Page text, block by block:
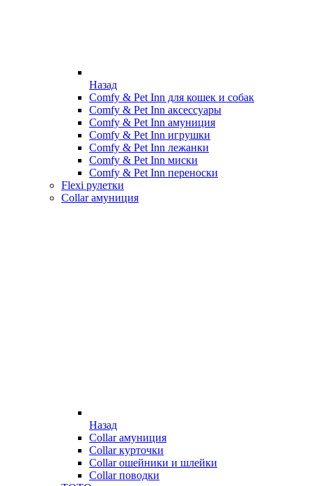
Назад
Comfy & Pet Inn для кошек и собак
Comfy & Pet Inn аксессуары
Comfy & Pet Inn амуниция
Comfy & Pet Inn игрушки
Comfy & Pet Inn лежанки
Comfy & Pet Inn миски
Comfy & Pet Inn переноски
Flexi рулетки
Collar амуниция
Назад
Collar амуниция
Collar курточки
Collar ошейники и шлейки
Collar поводки